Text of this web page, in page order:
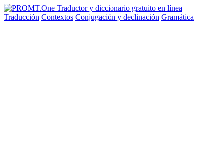
Traducción Contextos Conjugación y declinación Gramática